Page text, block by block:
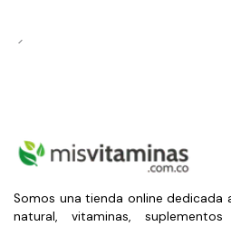
Somos una tienda online dedicada
natural, vitaminas,